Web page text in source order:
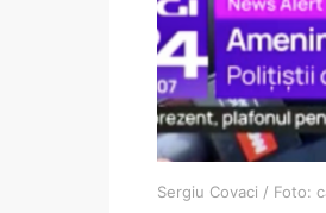
Sergiu Covaci / Foto: